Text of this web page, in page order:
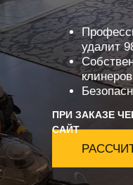
ПРИ ЗАКАЗЕ
САЙТ
удалит
клинеров